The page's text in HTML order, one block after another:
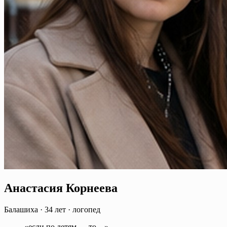
Анастасия Корнеева
Балашиха · 34 лет · логопед